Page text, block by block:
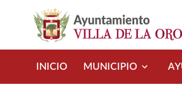
INICIO MUNICIPIO